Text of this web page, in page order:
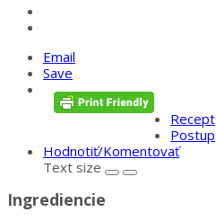
Email
Save
Recept
Postup
Hodnotiť/Komentovať
Text size
Ingrediencie